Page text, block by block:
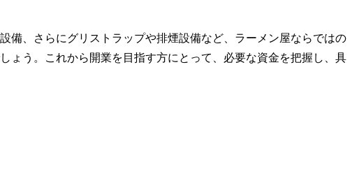
備、さらにグリストラップや排煙設備など、ラーメン屋ならではの
ょう。これから開業を目指す方にとって、必要な資金を把握し、具